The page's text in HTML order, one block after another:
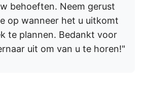
behoeften. Neem gerust
op wanneer het u uitkomt
te plannen. Bedankt voor
uit om van u te horen!"